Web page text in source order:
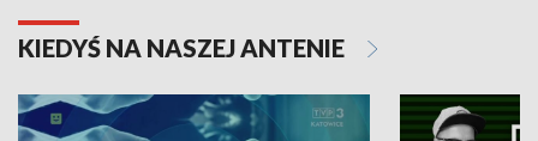
KIEDYŚ NA NASZEJ ANTENIE